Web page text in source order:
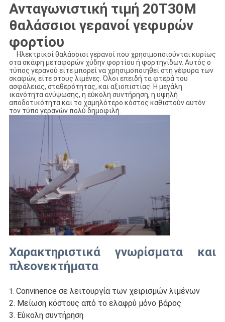
Ανταγωνιστική τιμή 20T30M
θαλάσσιοι γερανοί γεφυρών
φορτίου
Ηλεκτρικοί θαλάσσιοι γερανοί που χρησιμοποιούνται κυρίως
στα σκάφη μεταφορών χύδην φορτίου ή φορτηγίδων. Αυτός ο
τύπος γερανού είτε μπορεί να χρησιμοποιηθεί στη γέφυρα των
σκαφών, είτε στους λιμένες. Όλοι επειδή τα φτερά του
ασφάλειας, σταθερότητας, και αξιοπιστίας. Η μεγάλη
ικανότητα ανύψωσης, η εύκολη συντήρηση, η υψηλή
αποδοτικότητα και το χαμηλότερο κόστος καθιστούν αυτόν
τον τύπο γερανών πολύ δημοφιλή.
Χαρακτηριστικά γνωρίσματα και
πλεονεκτήματα
1. Convinence σε λειτουργία των χειρισμών λιμένων
2. Μείωση κόστους από το ελαφρύ μόνο βάρος
3. Εύκολη συντήρηση